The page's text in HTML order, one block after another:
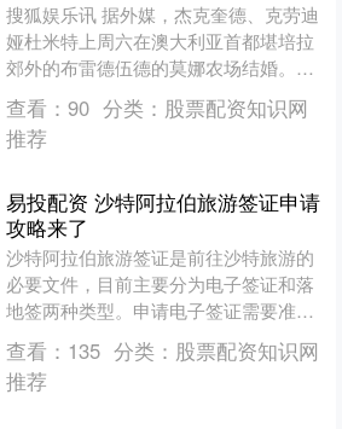
搜狐娱乐讯 据外媒，杰克奎德、克劳迪
娅杜米特上周六在澳大利亚首都堪培拉
郊外的布雷德伍德的莫娜农场结婚。婚
礼现场照流出，两人红白配色，一起跳
舞。据悉，他们曾在《黑....
查看： 90 分类： 股票配资知识网
推荐
易投配资 沙特阿拉伯旅游签证申请
攻略来了
沙特阿拉伯旅游签证是前往沙特旅游的
必要文件，目前主要分为电子签证和落
地签两种类型。申请电子签证需要准备
护照（有效期6个月以上）、近期白底免
冠照片、往返机票行程单....
查看： 135 分类： 股票配资知识网
推荐